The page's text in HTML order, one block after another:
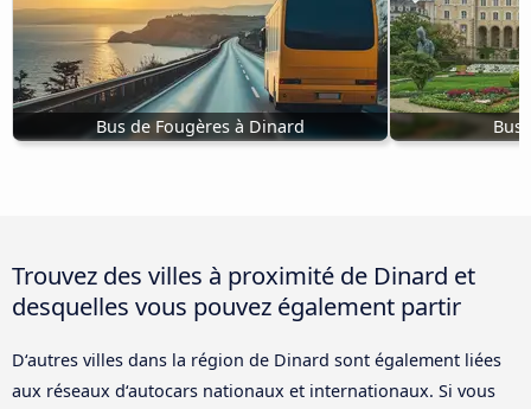
Bus de Fougères à Dinard Bus
Trouvez des villes à proximité de Dinard et
desquelles vous pouvez également partir
D‘autres villes dans la région de Dinard sont également liées
aux réseaux d‘autocars nationaux et internationaux. Si vous